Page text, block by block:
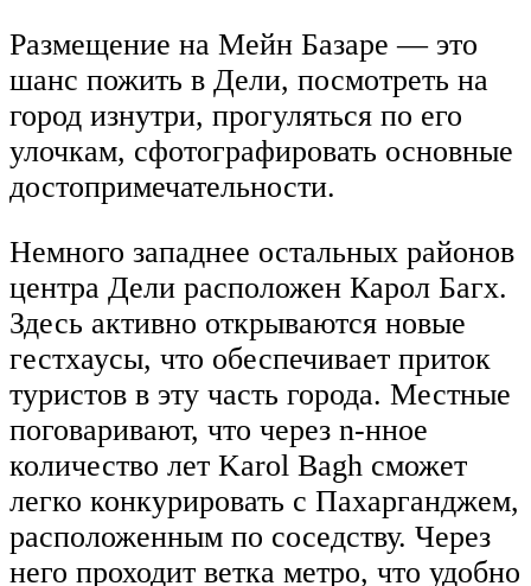
Размещение на Мейн Базаре — это
шанс пожить в Дели, посмотреть на
город изнутри, прогуляться по его
улочкам, сфотографировать основные
достопримечательности.
Немного западнее остальных районов
центра Дели расположен Карол Багх.
Здесь активно открываются новые
гестхаусы, что обеспечивает приток
туристов в эту часть города. Местные
поговаривают, что через n-нное
количество лет Karol Bagh сможет
легко конкурировать с Пахарганджем,
расположенным по соседству. Через
него проходит ветка метро, что удобно